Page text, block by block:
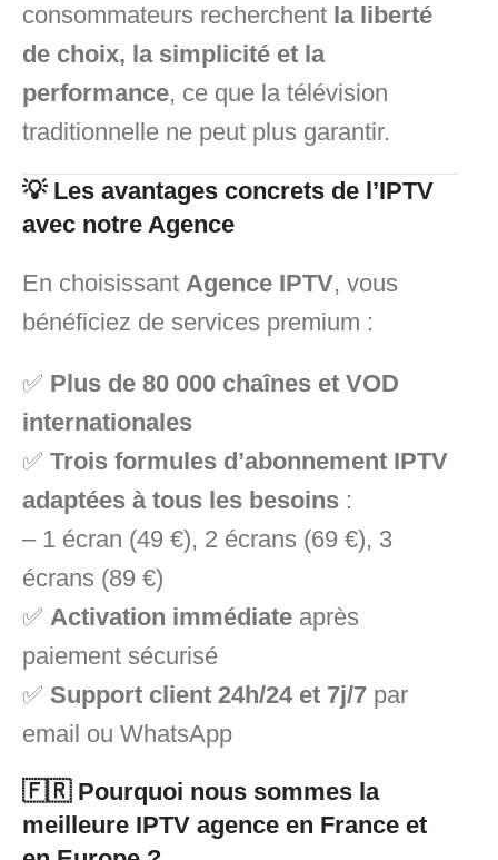
consommateurs recherchent la liberté
de choix, la simplicité et la
performance, ce que la télévision
traditionnelle ne peut plus garantir.
💡 Les avantages concrets de l’IPTV
avec notre Agence
En choisissant Agence IPTV, vous
bénéficiez de services premium :
✅ Plus de 80 000 chaînes et VOD
internationales
✅ Trois formules d’abonnement IPTV
adaptées à tous les besoins :
– 1 écran (49 €), 2 écrans (69 €), 3
écrans (89 €)
✅ Activation immédiate après
paiement sécurisé
✅ Support client 24h/24 et 7j/7 par
email ou WhatsApp
🇫🇷 Pourquoi nous sommes la
meilleure IPTV agence en France et